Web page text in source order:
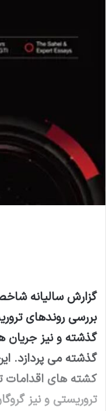
گزارش سالیانه
بررسی روندهای
گذشته و نیز جریان
گذشته می پردازد.
کشته های اقدامات
تروریستی و نیز